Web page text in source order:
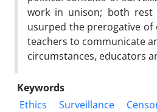
work in unison; both rest
usurped the prerogative of
teachers to communicate
circumstances, educators
Keywords
Ethics
Surveillance